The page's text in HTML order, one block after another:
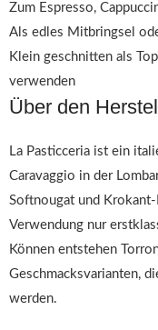
Zum Espresso,
Als edles Mitbringsel
Klein geschnitten als
verwenden
Über den
La Pasticceria ist ein
Caravaggio in der
Softnougat und
Verwendung nur
Können entstehen
Geschmacksvarianten,
werden.